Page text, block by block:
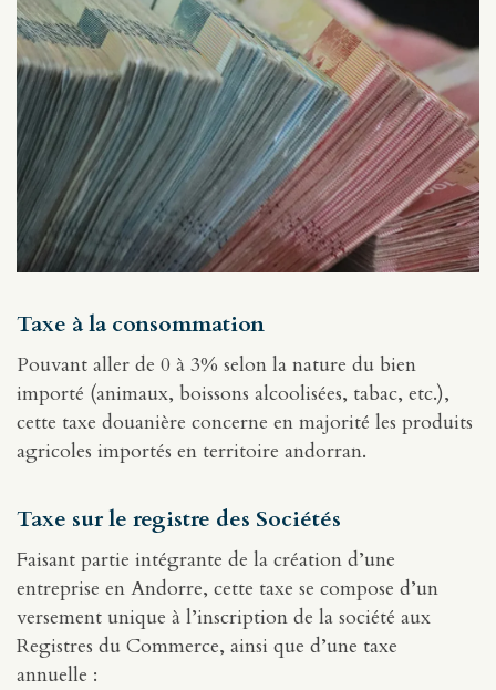
Taxe à la consommation
Pouvant aller de 0 à 3% selon la nature du bien
importé (animaux, boissons alcoolisées, tabac, etc.),
cette taxe douanière concerne en majorité les produits
agricoles importés en territoire andorran.
Taxe sur le registre des Sociétés
Faisant partie intégrante de la création d’une
entreprise en Andorre, cette taxe se compose d’un
versement unique à l’inscription de la société aux
Registres du Commerce, ainsi que d’une taxe
annuelle :